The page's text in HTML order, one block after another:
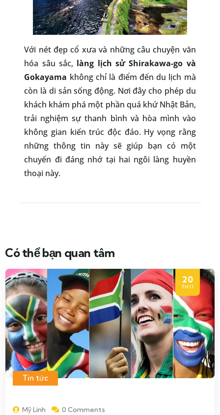
Với nét đẹp cổ xưa và những câu chuyện văn
hóa sâu sắc, làng lịch sử Shirakawa-go và
Gokayama không chỉ là điểm đến du lịch mà
còn là di sản sống động. Nơi đây cho phép du
khách khám phá một phần quá khứ Nhật Bản,
trải nghiệm sự thanh bình và hòa mình vào
không gian kiến trúc độc đáo. Hy vọng rằng
những thông tin này sẽ giúp bạn có một
chuyến đi đáng nhớ tại hai ngôi làng huyền
thoại này.
Có thể bạn quan tâm
20
TH11
Tin tức
Mỹ Linh 0 Comments